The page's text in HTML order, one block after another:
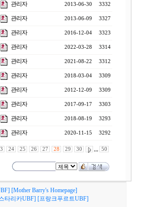
관리자 2013-06-30 3332
관리자 2013-06-09 3327
관리자 2016-12-04 3323
관리자 2022-03-28 3314
관리자 2021-08-22 3312
관리자 2018-03-04 3309
관리자 2012-12-09 3309
관리자 2017-09-17 3303
관리자 2018-08-19 3293
관리자 2020-11-15 3292
24 25 26 27 28 29 30 ,,, 50
[Mother Barry's Homepage]
타리카UBF] [프랑크푸르트UBF]